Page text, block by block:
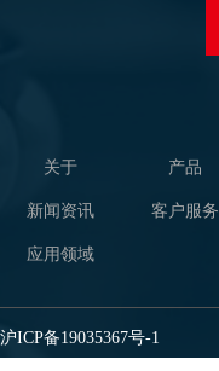
关于 产品
新闻资讯 客户服务
应用领域
沪ICP备19035367号-1